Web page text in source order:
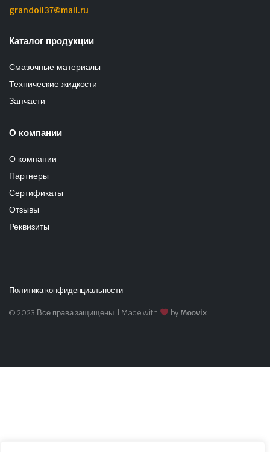
grandoil37@mail.ru
Каталог продукции
Смазочные материалы
Технические жидкости
Запчасти
О компании
О компании
Партнеры
Сертификаты
Отзывы
Реквизиты
Политика конфиденциальности
© 2023 Все права защищены. | Made with by Moovix.